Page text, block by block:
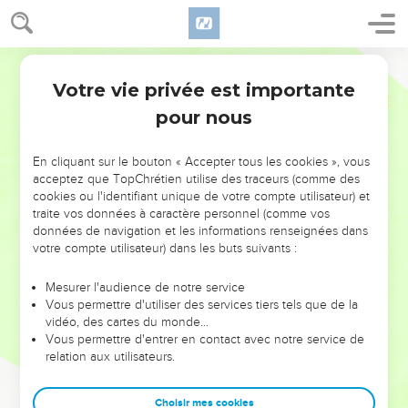
NE MANQUEZ PAS L’ÉVÉNEMENT
DE L’ANNÉE !
ET SI LEURS ERREURS POUVAIENT VOUS ÉVITER LES
VOTRES ?
leur foi ou leur vision. Mais on voit moins les doutes, les erreurs
et les saisons difficiles qu'ils ont traversés, alors même que ce
sont elles qui les ont façonnés.
Dans cette conférence, leaders, entrepreneurs, et responsables
clés pour avancer avec plus de sagesse afin que leurs erreurs
Votre vie privée est importante
pour nous
En cliquant sur le bouton « Accepter tous les cookies », vous
acceptez que TopChrétien utilise des traceurs (comme des
cookies ou l'identifiant unique de votre compte utilisateur) et
traite vos données à caractère personnel (comme vos
données de navigation et les informations renseignées dans
votre compte utilisateur) dans les buts suivants :
Mesurer l'audience de notre service
Vous permettre d'utiliser des services tiers tels que de la
vidéo, des cartes du monde…
Vous permettre d'entrer en contact avec notre service de
relation aux utilisateurs.
Choisir mes cookies